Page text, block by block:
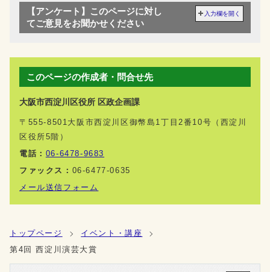
【アンケート】このページに対し
てご意見をお聞かせください
入力欄を開く
このページの作成者・問合せ先
大阪市西淀川区役所 区政企画課
〒555-8501大阪市西淀川区御幣島1丁目2番10号（西淀川
区役所5階）
電話： 06-6478-9683
ファックス： 06-6477-0635
メール送信フォーム
トップページ
イベント・講座
第4回 西淀川演芸大賞